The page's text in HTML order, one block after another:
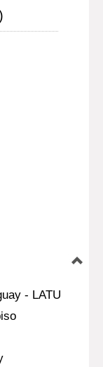
- LATU